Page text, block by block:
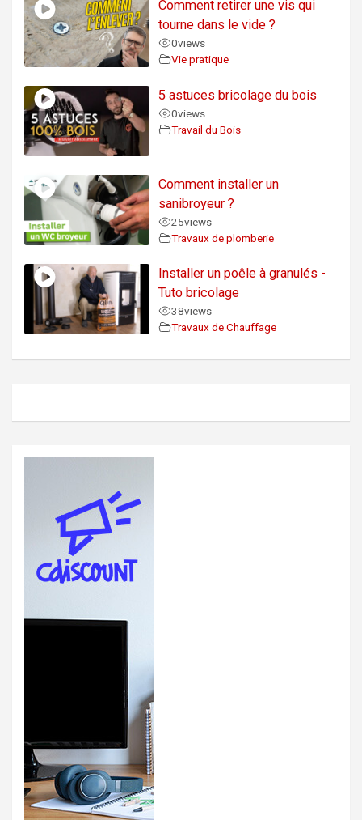
Comment retirer une vis qui
tourne dans le vide ?
0views
Vie pratique
5 astuces bricolage du bois
0views
Travail du Bois
Comment installer un
sanibroyeur ?
25views
Travaux de plomberie
Installer un poêle à granulés -
Tuto bricolage
38views
Travaux de Chauffage